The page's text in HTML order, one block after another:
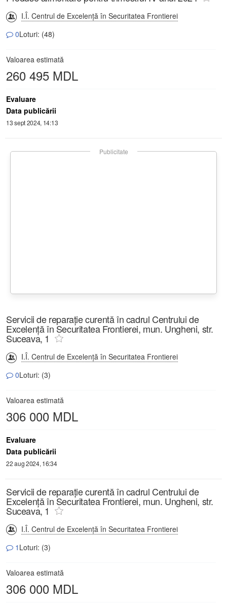
I.Î. Centrul de Excelență în Securitatea Frontierei
0Loturi: (48)
Valoarea estimată
260 495 MDL
Evaluare
Data publicării
13 sept 2024, 14:13
Publicitate
Servicii de reparație curentă în cadrul Centrului de
Excelență în Securitatea Frontierei, mun. Ungheni, str.
Suceava, 1
I.Î. Centrul de Excelență în Securitatea Frontierei
0Loturi: (3)
Valoarea estimată
306 000 MDL
Evaluare
Data publicării
22 aug 2024, 16:34
Servicii de reparație curentă în cadrul Centrului de
Excelență în Securitatea Frontierei, mun. Ungheni, str.
Suceava, 1
I.Î. Centrul de Excelență în Securitatea Frontierei
1 Loturi: (3)
Valoarea estimată
306 000 MDL